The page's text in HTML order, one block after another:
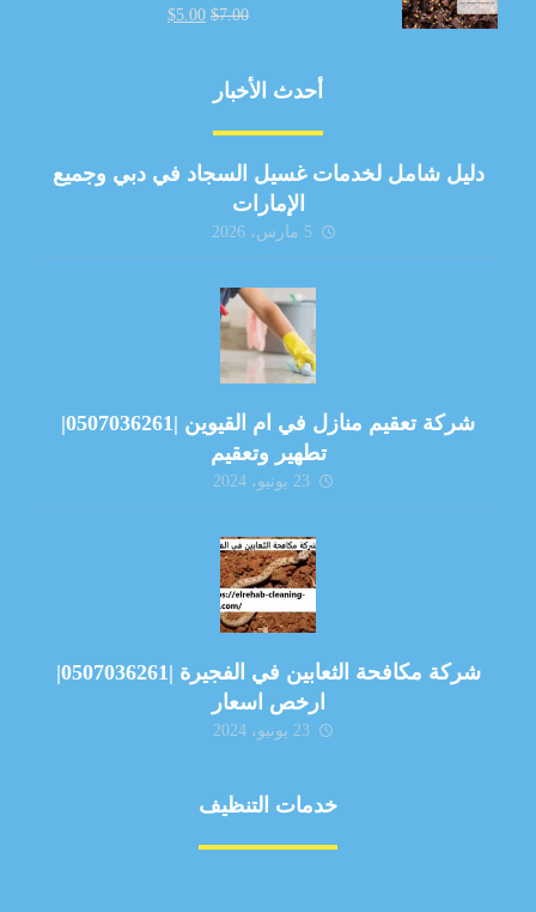
$7.00
$5.00
أحدث الأخبار
دليل شامل لخدمات غسيل السجاد في دبي وجميع
الإمارات
5 مارس، 2026
شركة تعقيم منازل في ام القيوين |0507036261|
تطهير وتعقيم
23 يونيو، 2024
شركة مكافحة الثعابين في الفجيرة |0507036261|
ارخص اسعار
23 يونيو، 2024
خدمات التنظيف